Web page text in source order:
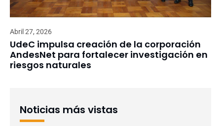
Abril 27, 2026
UdeC impulsa creación de la corporación
AndesNet para fortalecer investigación en
riesgos naturales
Noticias más vistas